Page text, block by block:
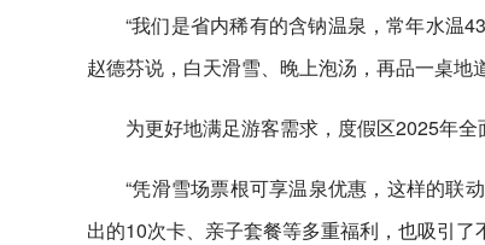
“我们是省内稀有的含钠温泉，常年水温
赵德芬说，白天滑雪、晚上泡汤，再品一桌地
为更好地满足游客需求，度假区2025年
“凭滑雪场票根可享温泉优惠，这样的联
出的10次卡、亲子套餐等多重福利，也吸引了